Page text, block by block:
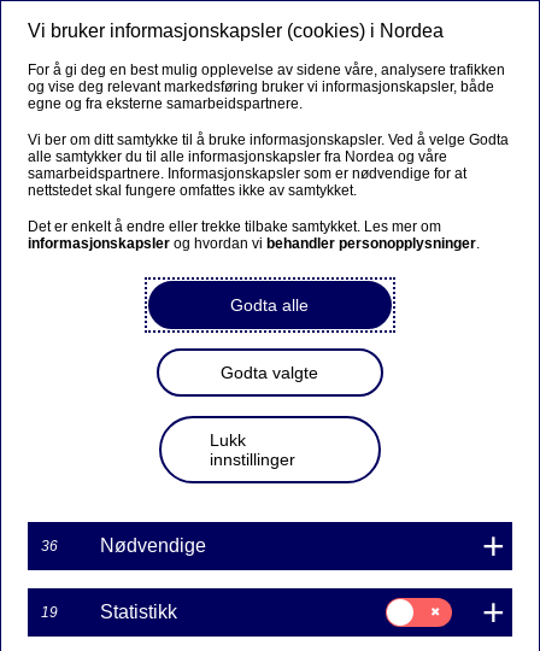
Vi bruker informasjonskapsler (cookies) i Nordea
For å gi deg en best mulig opplevelse av sidene våre, analysere trafikken
og vise deg relevant markedsføring bruker vi informasjonskapsler, både
egne og fra eksterne samarbeidspartnere.
Vi ber om ditt samtykke til å bruke informasjonskapsler. Ved å velge Godta
alle samtykker du til alle informasjonskapsler fra Nordea og våre
samarbeidspartnere. Informasjonskapsler som er nødvendige for at
nettstedet skal fungere omfattes ikke av samtykket.
Det er enkelt å endre eller trekke tilbake samtykket. Les mer om
informasjonskapsler og hvordan vi behandler personopplysninger.
Godta alle
Godta valgte
Lukk
innstillinger
36 Nødvendige
19 Statistikk
Samtykke
til:
Statistikk